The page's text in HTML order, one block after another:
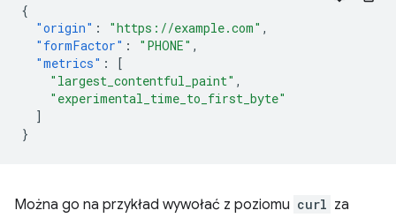
{
"origin" : "https://example.com" ,
"formFactor" : "PHONE" ,
"metrics" :
[
"largest_contentful_paint" ,
"experimental_time_to_first_byte"
]
}
Można go na przykład wywołać z poziomu curl za